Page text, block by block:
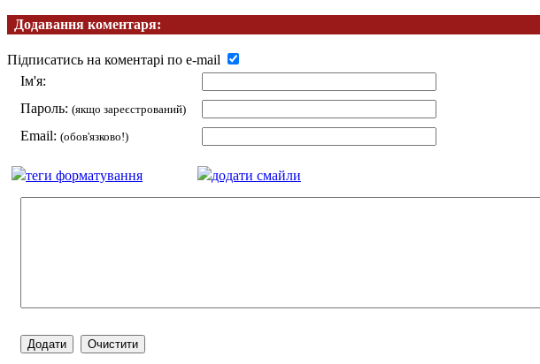
Додавання коментаря:
Підписатись на коментарі по e-mail
Ім'я:
Пароль: (якщо зареєстрований)
Email: (обов'язково!)
теги форматування додати смайли